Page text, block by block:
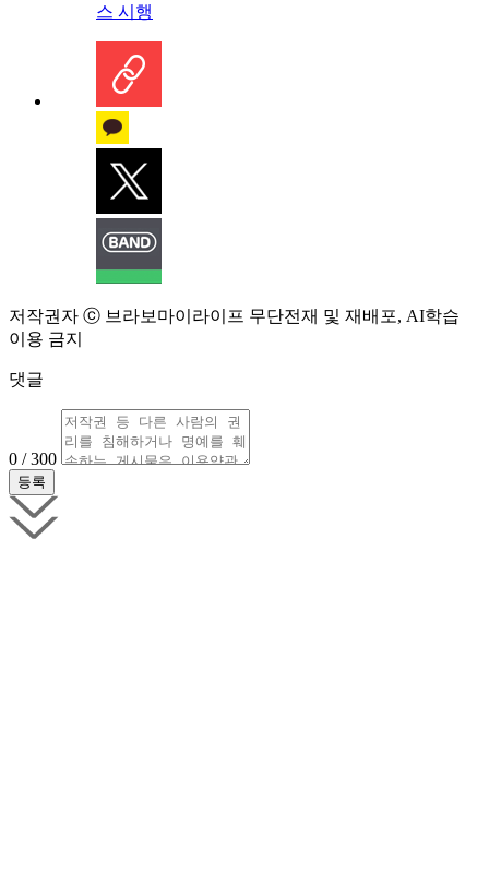
스 시행
저작권자 ⓒ 브라보마이라이프 무단전재 및 재배포, AI학습
이용 금지
댓글
0 / 300